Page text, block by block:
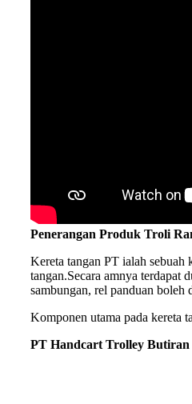
Penerangan Produk Troli
Kereta tangan PT ialah sebuah
tangan.Secara amnya terdapat
sambungan, rel panduan boleh
Komponen utama pada kereta
PT Handcart Trolley